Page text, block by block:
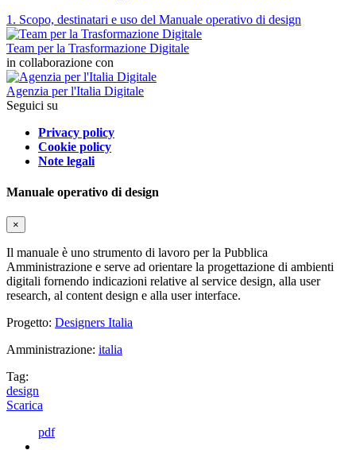
1. Scopo, destinatari e uso del Manuale operativo di design
Team per la Trasformazione Digitale
in collaborazione con
Agenzia per l'Italia Digitale
Seguici su
Privacy policy
Cookie policy
Note legali
Manuale operativo di design
×
Il manuale è uno strumento di lavoro per la Pubblica
Amministrazione e serve ad orientare la progettazione di ambienti
digitali fornendo indicazioni relative al service design, alla user
research, al content design e alla user interface.
Progetto: Designers Italia
Amministrazione: italia
Tag:
design
Scarica
pdf